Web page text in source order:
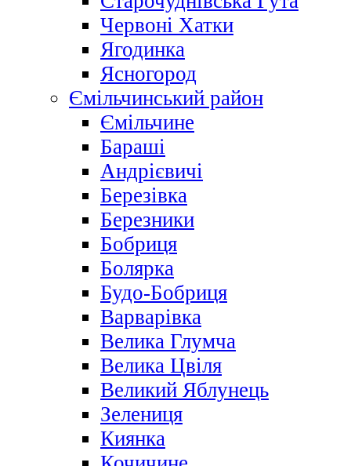
Червоні Хатки
Ягодинка
Ясногород
Ємільчинський район
Ємільчине
Бараші
Андрієвичі
Березівка
Березники
Бобриця
Болярка
Будо-Бобриця
Варварівка
Велика Глумча
Велика Цвіля
Великий Яблунець
Зелениця
Киянка